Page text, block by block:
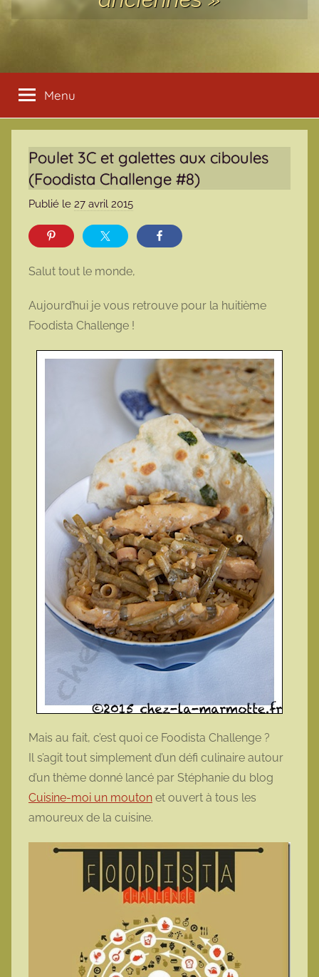
Menu
Poulet 3C et galettes aux ciboules
(Foodista Challenge #8)
Publié le 27 avril 2015
a
o
t
e
Salut tout le monde,
Aujourd’hui je vous retrouve pour la huitième
Foodista Challenge !
Mais au fait, c’est quoi ce Foodista Challenge ?
Il s’agit tout simplement d’un défi culinaire autour
d’un thème donné lancé par Stéphanie du blog
Cuisine-moi un mouton et ouvert à tous les
amoureux de la cuisine.